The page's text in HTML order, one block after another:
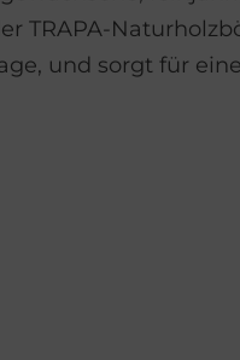
TRAPA-
und sorgt für